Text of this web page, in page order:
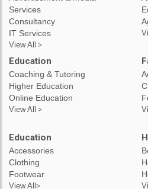
Services
Consultancy
IT Services
View All >
Education
Coaching & Tutoring
Higher Education
Online Education
View All >
Education
Accessories
Clothing
Footwear
View All>